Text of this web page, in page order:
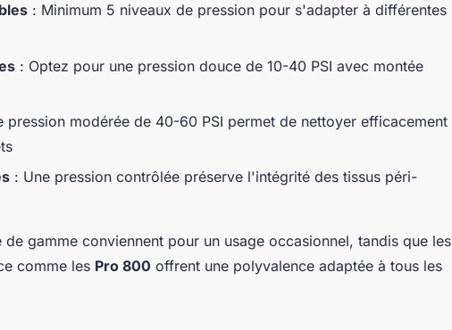
: Minimum 5 niveaux de pression pour s'adapter à différentes
: Optez pour une pression douce de 10-40 PSI avec montée
pression modérée de 40-60 PSI permet de nettoyer efficacement
: Une pression contrôlée préserve l'intégrité des tissus péri-
de gamme conviennent pour un usage occasionnel, tandis que les
comme les Pro 800 offrent une polyvalence adaptée à tous les